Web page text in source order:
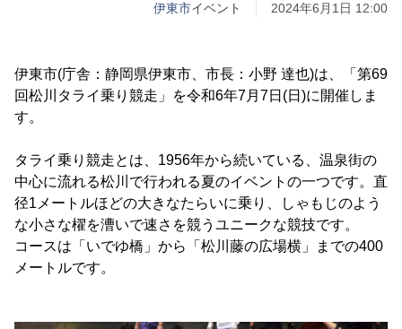
伊東市イベント 2024年6月1日 12:00
伊東市(庁舎：静岡県伊東市、市長：小野 達也)は、「第69
回松川タライ乗り競走」を令和6年7月7日(日)に開催しま
す。
タライ乗り競走とは、1956年から続いている、温泉街の
中心に流れる松川で行われる夏のイベントの一つです。直
径1メートルほどの大きなたらいに乗り、しゃもじのよう
な小さな櫂を漕いで速さを競うユニークな競技です。
コースは「いでゆ橋」から「松川藤の広場横」までの400
メートルです。